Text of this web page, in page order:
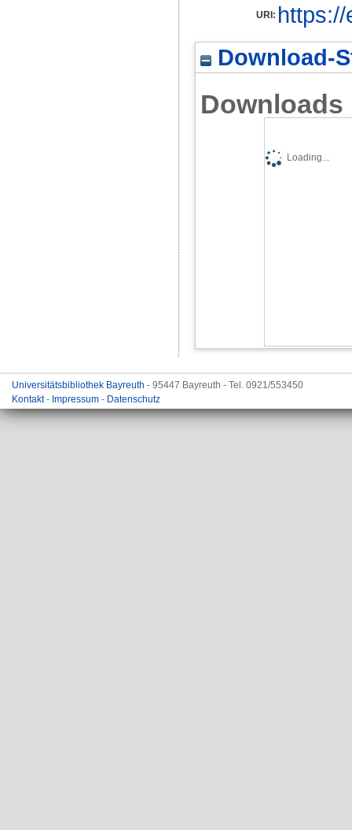
URI:
Download-
Downloads
Loading...
Universitätsbibliothek Bayreuth - 95447 Bayreuth - Tel. 0921/553450
Kontakt- Impressum - Datenschutz